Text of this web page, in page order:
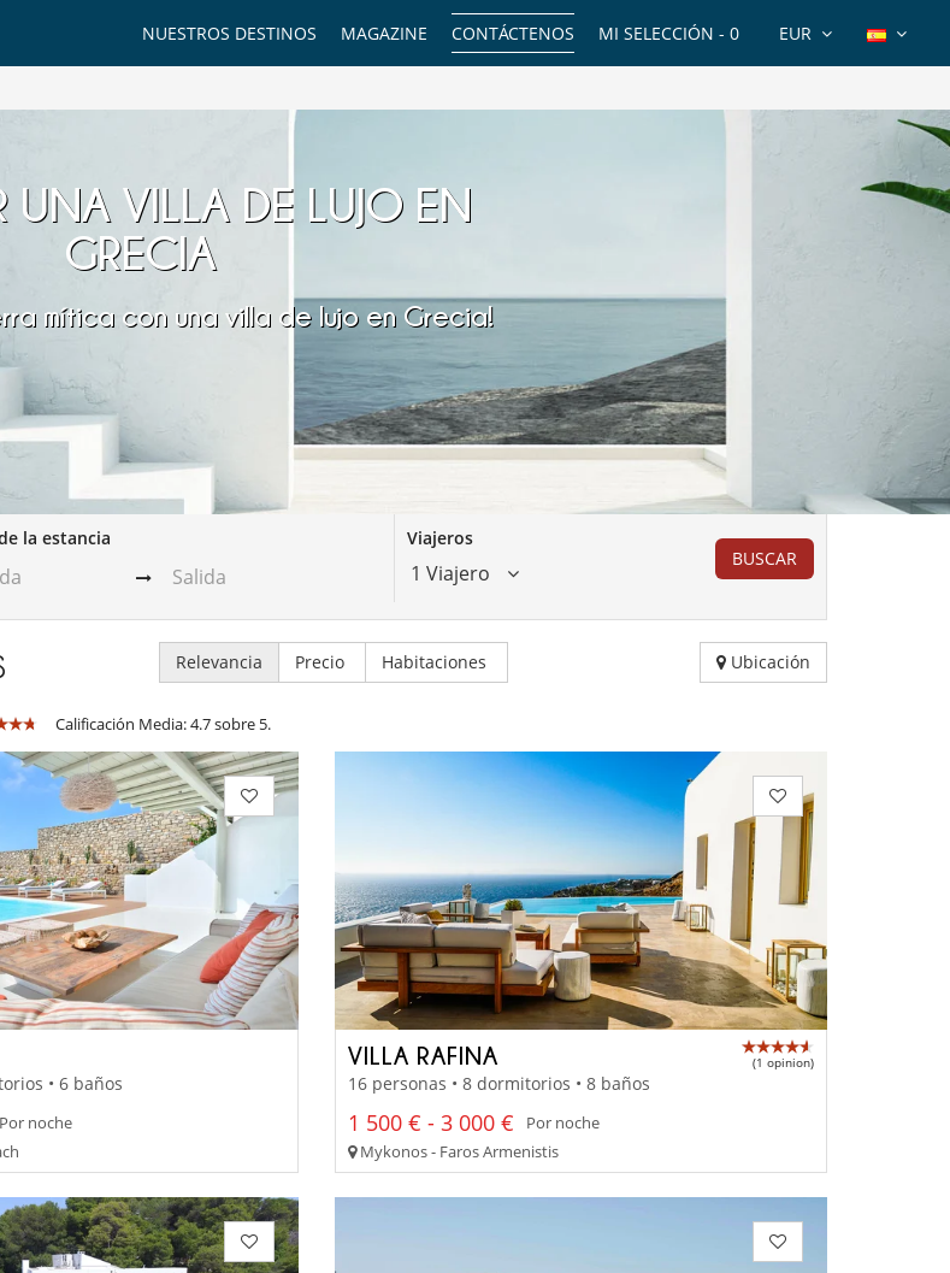
EUR
MI SELECCIÓN - 0
CONTÁCTENOS
MAGAZINE
NUESTROS DESTINOS
UNA VILLA DE LUJO EN
GRECIA
mítica con una villa de lujo en Grecia!
la estancia Viajeros
1 Viajero
BUSCAR
Relevancia Precio Habitaciones Ubicación
Calificación Media: 4.7 sobre 5.
• 6 baños
Por noche
VILLA RAFINA (1 opinion)
16 personas • 8 dormitorios • 8 baños
1 500 € - 3 000 €
Por noche
Mykonos - Faros Armenistis